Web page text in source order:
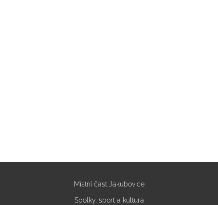
Místní část Jakubovice
Spolky, sport a kultura